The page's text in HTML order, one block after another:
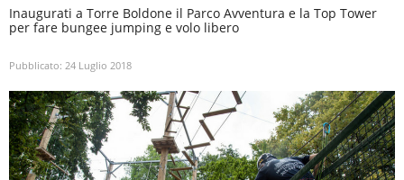
Inaugurati a Torre Boldone il Parco Avventura e la Top Tower
per fare bungee jumping e volo libero
Pubblicato: 24 Luglio 2018